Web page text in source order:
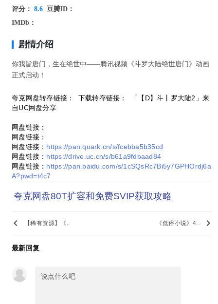
评分： 8.6 豆瓣ID：
IMDb：
剧情介绍
你我皆唐门，生在绝世中——腾讯视频《斗罗大陆绝世唐门》动画
正式启动！
夸克网盘转存链接： 下载转存链接： 「【D】斗丨罗大陆2」来
自UC网盘分享
网盘链接：
网盘链接：
网盘链接： https://pan.quark.cn/s/fcebba5b35cd
网盘链接： https://drive.uc.cn/s/b61a9fdbaad84
网盘链接： https://pan.baidu.com/s/1cSQsRc7Bi5y7GPHOrdj6a
A?pwd=t4c7
夸克网盘80T扩容和免费SVIP获取攻略
keyboard_arrow_left 【稀有资源】《.. 《低俗小说》4.. keyboard_arrow_right
最新回复